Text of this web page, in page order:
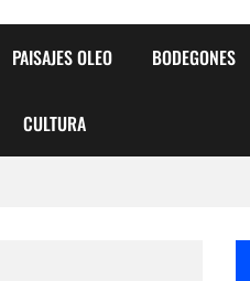
PAISAJES OLEO BODEGONES
CULTURA